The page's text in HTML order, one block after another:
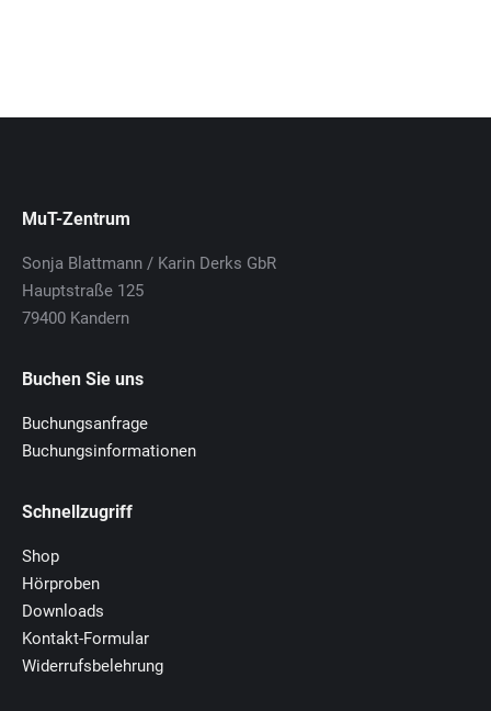
MuT-Zentrum
Sonja Blattmann / Karin Derks GbR
Hauptstraße 125
79400 Kandern
Buchen Sie uns
Buchungsanfrage
Buchungsinformationen
Schnellzugriff
Shop
Hörproben
Downloads
Kontakt-Formular
Widerrufsbelehrung